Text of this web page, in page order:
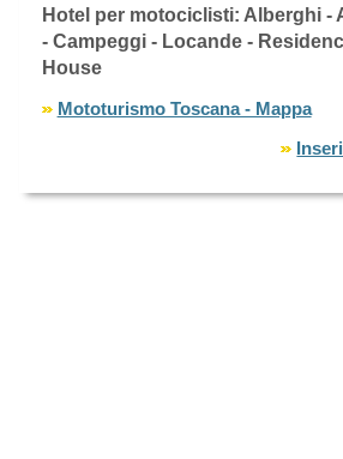
Hotel per motociclisti: Alberghi -
- Campeggi - Locande -
House
Mototurismo Toscana - Mappa